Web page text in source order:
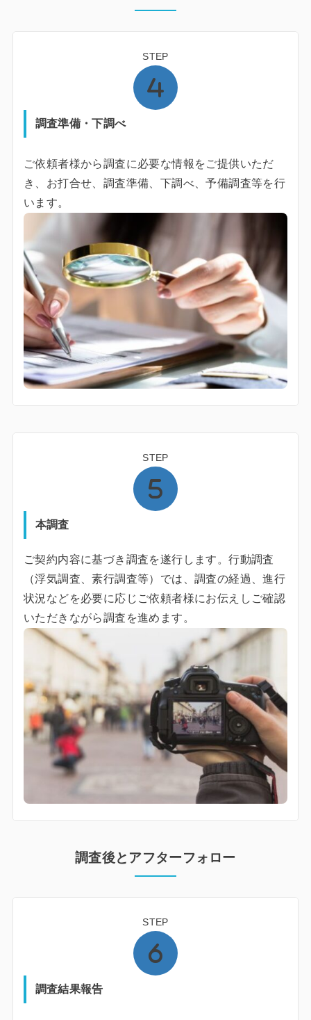
STEP
調査準備・下調べ
ご依頼者様から調査に必要な情報をご提供いただ
き、お打合せ、調査準備、下調べ、予備調査等を行
います。
STEP
本調査
ご契約内容に基づき調査を遂行します。行動調査
（浮気調査、素行調査等）では、調査の経過、進行
状況などを必要に応じご依頼者様にお伝えしご確認
いただきながら調査を進めます。
調査後とアフターフォロー
STEP
調査結果報告